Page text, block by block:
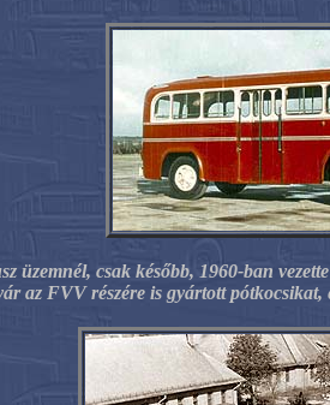
üzemnél, csak később, 1960-ban
az FVV részére is gyártott